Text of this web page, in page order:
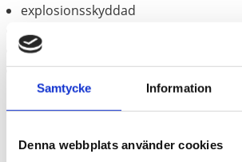
Samtycke Information
Denna webbplats använder cookies
explosionsskyddad
korrosionsbeständig
slittålig
Aluminium-brons (icke-järn-legering)